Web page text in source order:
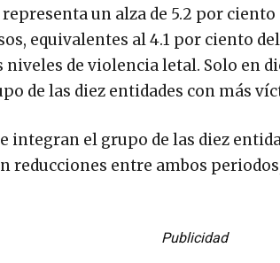
un alza de 5.2 por
equivalentes al 4.1 por ciento
de violencia letal. Solo en
de las diez entidades con más
integran el grupo de las diez
reducciones entre ambos
Publicidad